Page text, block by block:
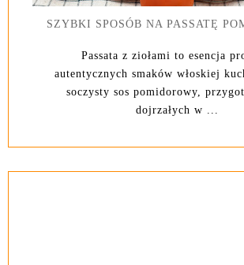
SZYBKI SPOSÓB NA PASSATĘ
Passata z ziołami to esencja
autentycznych smaków włoskiej
soczysty sos pomidorowy,
dojrzałych w ...